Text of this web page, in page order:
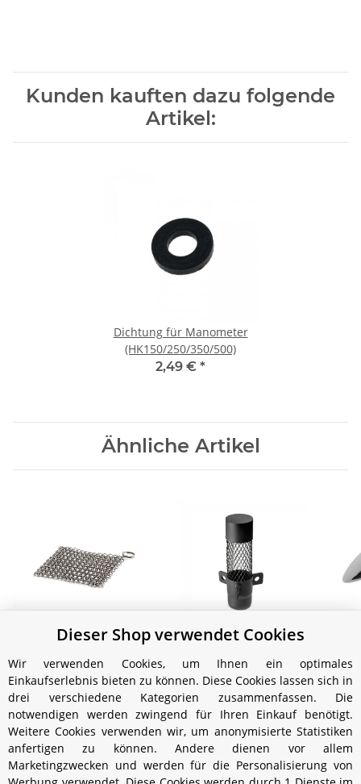
Kunden kauften dazu folgende
Artikel:
Dichtung für Manometer
(HK150/250/350/500)
2,49 € *
Ähnliche Artikel
Petromax Ringreiniger
für Guss- und
Schmiedeeisen
15,99 € *
Funkenfang für Loki
29,99 €
Dieser Shop verwendet Cookies
Wir verwenden Cookies, um Ihnen ein optimales
Einkaufserlebnis bieten zu können. Diese Cookies lassen sich in
drei verschiedene Kategorien zusammenfassen. Die
notwendigen werden zwingend für Ihren Einkauf benötigt.
Weitere Cookies verwenden wir, um anonymisierte Statistiken
anfertigen zu können. Andere dienen vor allem
Marketingzwecken und werden für die Personalisierung von